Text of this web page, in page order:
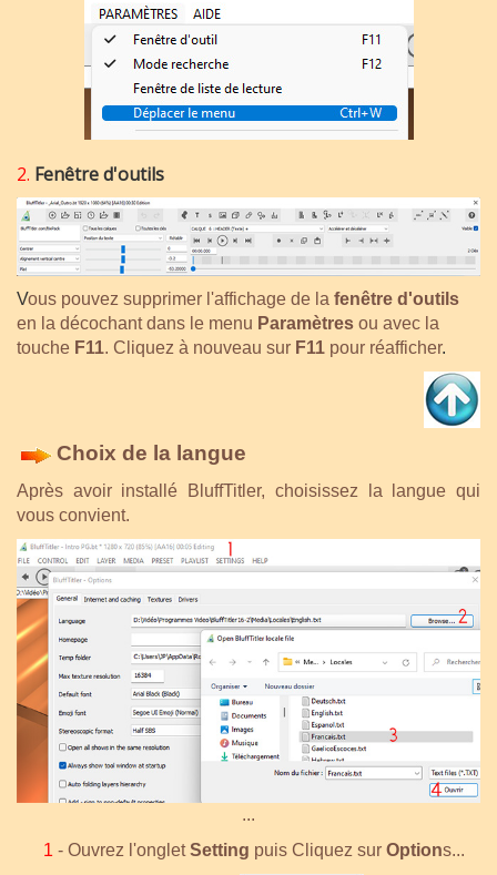
2. Fenêtre d'outils
Vous pouvez supprimer l'affichage de la fenêtre d'outils
en la décochant dans le menu Paramètres ou avec la
touche F11. Cliquez à nouveau sur F11 pour réafficher.
Choix de la langue
Après avoir installé BluffTitler, choisissez la langue qui
vous convient.
...
1 - Ouvrez l'ongletSetting puis Cliquez sur Options...